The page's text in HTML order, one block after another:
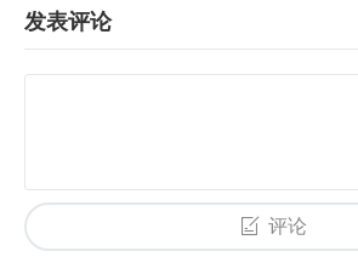
发表评论
评论